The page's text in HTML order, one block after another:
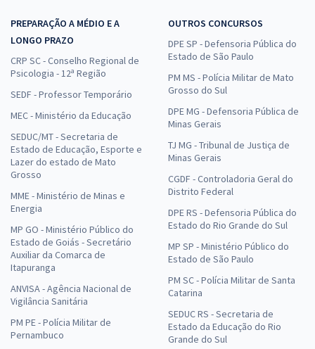
PREPARAÇÃO A MÉDIO E A
LONGO PRAZO
CRP SC - Conselho Regional de
Psicologia - 12ª Região
SEDF - Professor Temporário
MEC - Ministério da Educação
SEDUC/MT - Secretaria de
Estado de Educação, Esporte e
Lazer do estado de Mato
Grosso
MME - Ministério de Minas e
Energia
MP GO - Ministério Público do
Estado de Goiás - Secretário
Auxiliar da Comarca de
Itapuranga
ANVISA - Agência Nacional de
Vigilância Sanitária
PM PE - Polícia Militar de
Pernambuco
OUTROS CONCURSOS
DPE SP - Defensoria Pública do
Estado de São Paulo
PM MS - Polícia Militar de Mato
Grosso do Sul
DPE MG - Defensoria Pública de
Minas Gerais
TJ MG - Tribunal de Justiça de
Minas Gerais
CGDF - Controladoria Geral do
Distrito Federal
DPE RS - Defensoria Pública do
Estado do Rio Grande do Sul
MP SP - Ministério Público do
Estado de São Paulo
PM SC - Polícia Militar de Santa
Catarina
SEDUC RS - Secretaria de
Estado da Educação do Rio
Grande do Sul